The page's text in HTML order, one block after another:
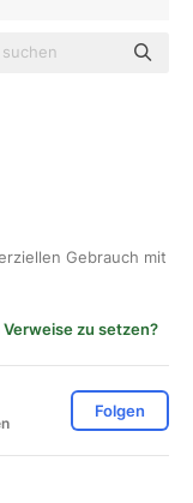
Gebrauch mit
zu setzen?
Folgen